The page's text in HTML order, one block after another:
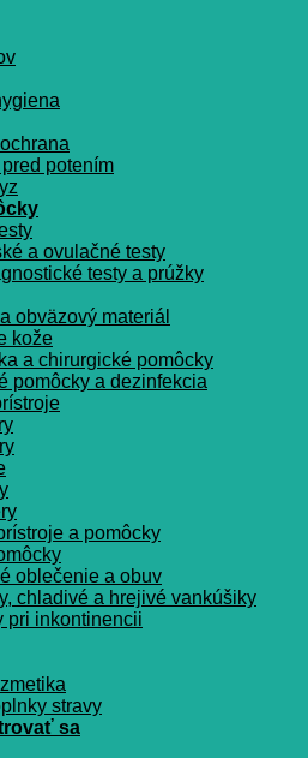
potením
a ovulačné testy
testy a prúžky
obväzový materiál
kože
a chirurgické pomôcky
pomôcky a dezinfekcia
a pomôcky
oblečenie a obuv
chladivé a hrejivé vankúšiky
pri inkontinencii
stravy
sa